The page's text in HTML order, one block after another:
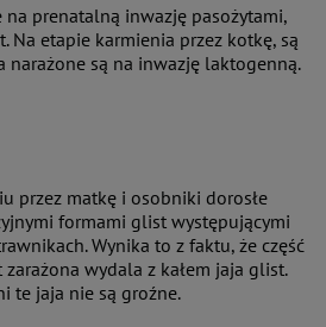
na prenatalną inwazję pasożytami,
Na etapie karmienia przez kotkę, są
narażone są na inwazję laktogenną.
przez matkę i osobniki dorosłe
formami glist występującymi
Wynika to z faktu, że część
wydala z kałem jaja glist.
te jaja nie są groźne.